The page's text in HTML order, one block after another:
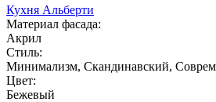
Кухня Альберти
Материал фасада:
Акрил
Стиль:
Минимализм, Скандинавский,
Цвет:
Бежевый